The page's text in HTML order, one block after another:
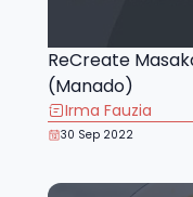
ReCreate
(Manado)
Irma Fauzia
30 Sep 2022